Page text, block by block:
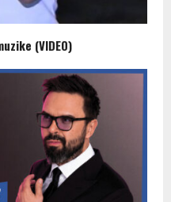
(VIDEO)